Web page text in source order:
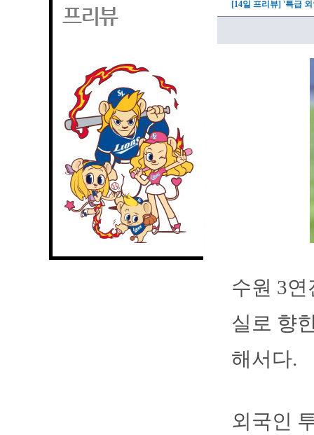
프리뷰 [14일 프리뷰] '특급
수원 3
실로 향
해서다.
외국인